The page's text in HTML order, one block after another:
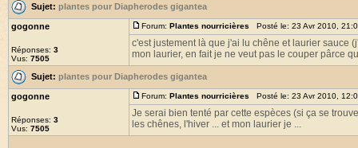
Sujet: plantes pour Diapherodes gigantea
gogonne
Réponses: 3
Vus: 7505
Forum: Plantes nourricières Posté le: 23 Avr 2010,
c'est justement là que j'ai lu chêne et laurier sauce
mon laurier, en fait je ne veut pas le couper pârce
Sujet: plantes pour Diapherodes gigantea
gogonne
Réponses: 3
Vus: 7505
Forum: Plantes nourricières Posté le: 23 Avr 2010,
Je serai bien tenté par cette espèces (si ça se
les chênes, l'hiver ... et mon laurier je ...